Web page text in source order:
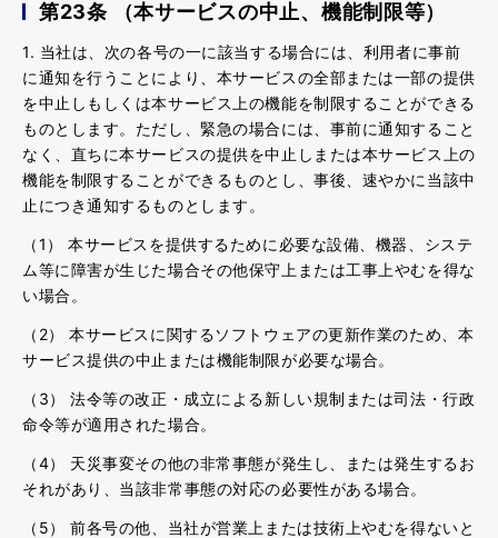
第23条 （本サービスの中止、機能制限等）
1. 当社は、次の各号の一に該当する場合には、利用者に事前
に通知を行うことにより、本サービスの全部または一部の提供
を中止しもしくは本サービス上の機能を制限することができる
ものとします。ただし、緊急の場合には、事前に通知すること
なく、直ちに本サービスの提供を中止しまたは本サービス上の
機能を制限することができるものとし、事後、速やかに当該中
止につき通知するものとします。
（1） 本サービスを提供するために必要な設備、機器、システ
ム等に障害が生じた場合その他保守上または工事上やむを得な
い場合。
（2） 本サービスに関するソフトウェアの更新作業のため、本
サービス提供の中止または機能制限が必要な場合。
（3） 法令等の改正・成立による新しい規制または司法・行政
命令等が適用された場合。
（4） 天災事変その他の非常事態が発生し、または発生するお
それがあり、当該非常事態の対応の必要性がある場合。
（5） 前各号の他、当社が営業上または技術上やむを得ないと